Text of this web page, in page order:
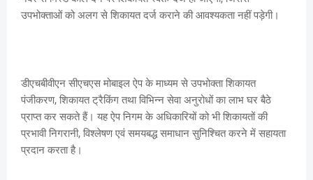
उपभोक्ताओं को अलग से शिकायत दर्ज कराने की आवश्यकता नहीं पड़ेगी।
डीएचबीवीएन सीएचएस मोबाइल ऐप के माध्यम से उपभोक्ता शिकायत
पंजीकरण, शिकायत ट्रैकिंग तथा विभिन्न सेवा अनुरोधों का लाभ घर बैठे
प्राप्त कर सकते हैं। यह ऐप निगम के अधिकारियों को भी शिकायतों की
प्रभावी निगरानी, विश्लेषण एवं समयबद्ध समाधान सुनिश्चित करने में सहायता
प्रदान करता है।